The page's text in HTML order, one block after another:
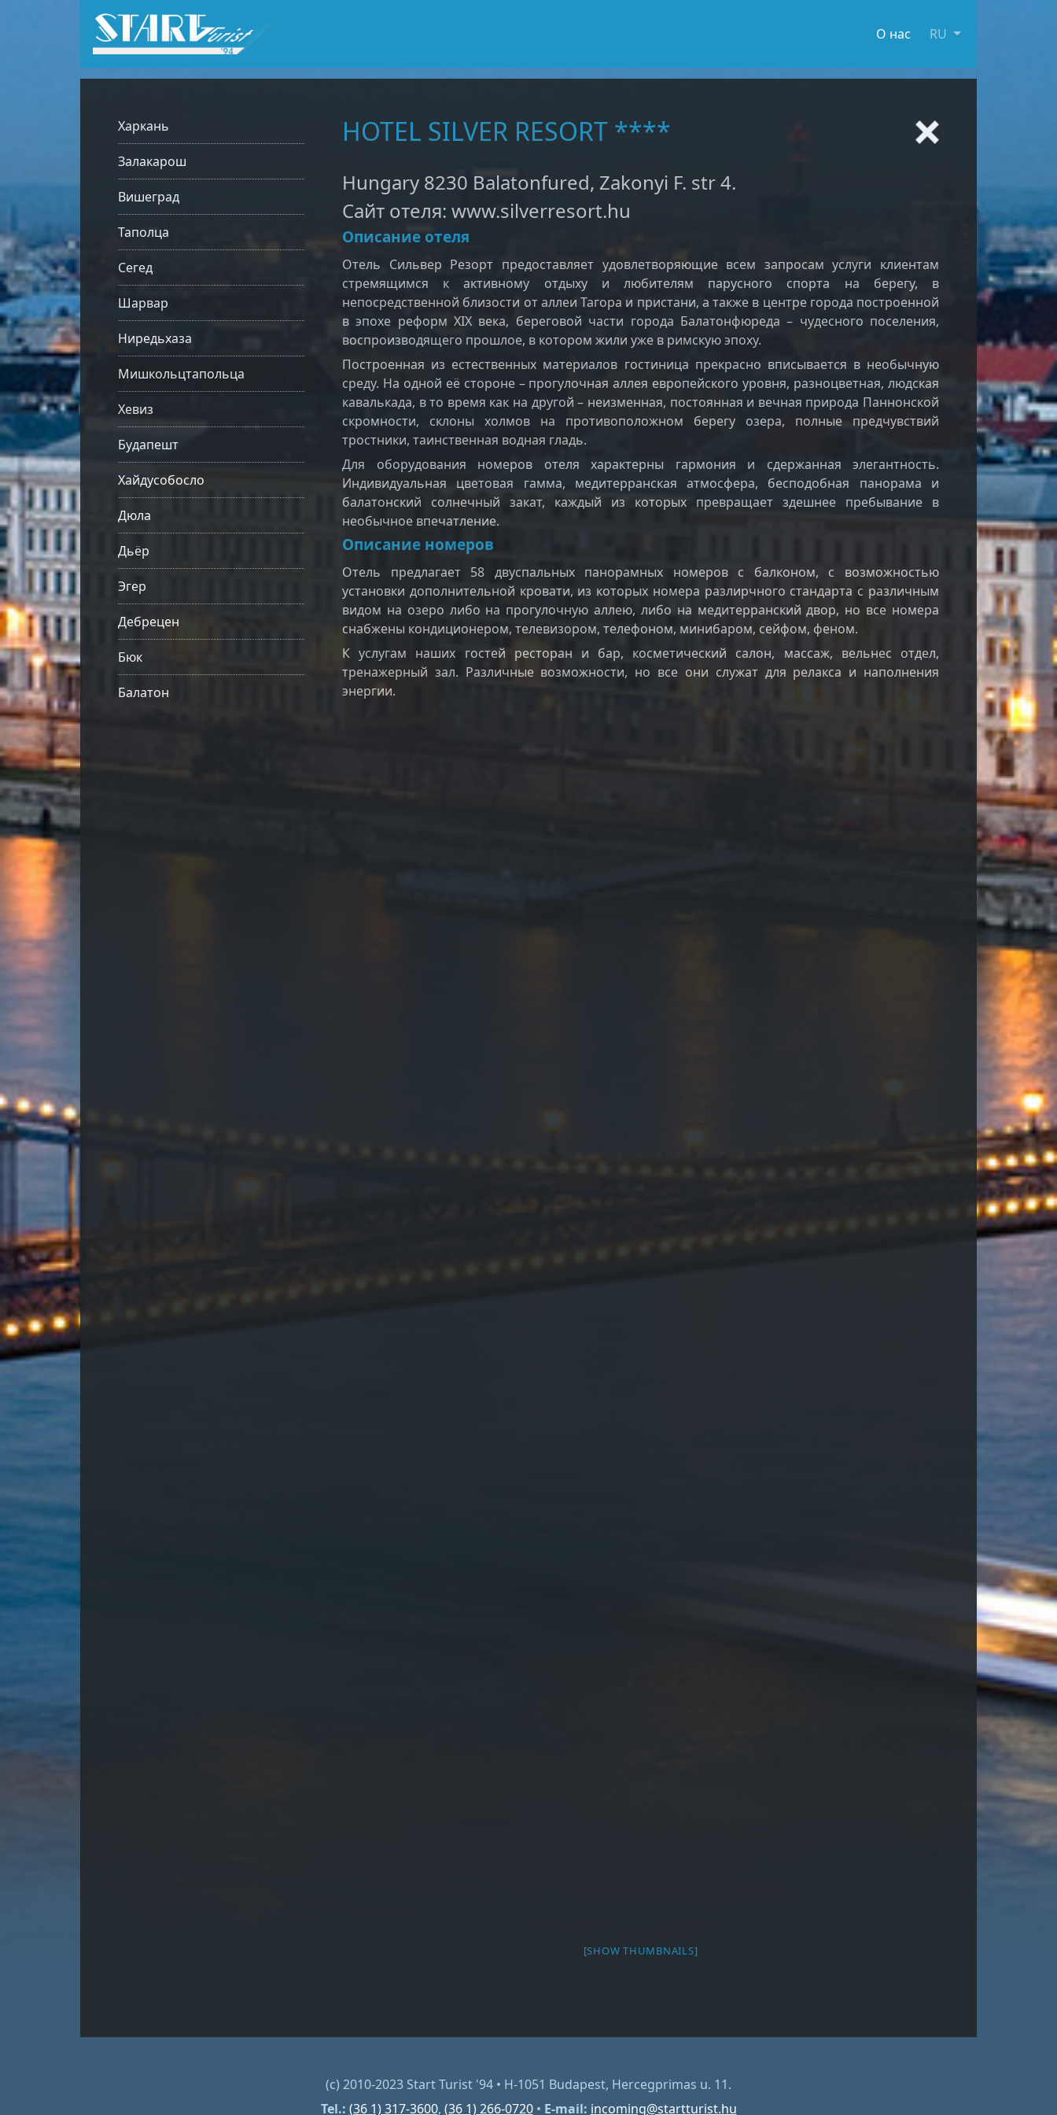
О нас RU
Харкань
Залакарош
Вишеград
Таполца
Сегед
Шарвар
Ниредьхаза
Мишкольцтапольца
Хевиз
Будапешт
Хайдусобосло
Дюла
Дьёр
Эгер
Дебрецен
Бюк
Балатон
HOTEL SILVER RESORT ****
Hungary 8230 Balatonfured, Zakonyi F. str 4.
Сайт отеля: www.silverresort.hu
Описание отеля
Отель Сильвер Резорт предоставляет удовлетворяющие всем запросам услуги клиентам
стремящимся к активному отдыху и любителям парусного спорта на берегу, в
непосредственной близости от аллеи Тагора и пристани, а также в центре города построенной
в эпохе реформ XIX века, береговой части города Балатонфюреда – чудесного поселения,
воспроизводящего прошлое, в котором жили уже в римскую эпоху.
Построенная из естественных материалов гостиница прекрасно вписывается в необычную
среду. На одной её стороне – прогулочная аллея европейского уровня, разноцветная, людская
кавалькада, в то время как на другой – неизменная, постоянная и вечная природа Паннонской
скромности, склоны холмов на противоположном берегу озера, полные предчувствий
тростники, таинственная водная гладь.
Для оборудования номеров отеля характерны гармония и сдержанная элегантность.
Индивидуальная цветовая гамма, медитерранская атмосфера, бесподобная панорама и
балатонский солнечный закат, каждый из которых превращает здешнее пребывание в
необычное впечатление.
Описание номеров
Отель предлагает 58 двуспальных панорамных номеров с балконом, с возможностью
установки дополнительной кровати, из которых номера разлирчного стандарта с различным
видом на озеро либо на прогулочную аллею, либо на медитерранский двор, но все номера
снабжены кондиционером, телевизором, телефоном, минибаром, сейфом, феном.
К услугам наших гостей ресторан и бар, косметический салон, массаж, вельнес отдел,
тренажерный зал. Различные возможности, но все они служат для релакса и наполнения
энергии.
[SHOW THUMBNAILS]
(c) 2010-2023 Start Turist '94 • H-1051 Budapest, Hercegprimas u. 11.
Tel.: (36 1) 317-3600, (36 1) 266-0720• E-mail: incoming@startturist.hu